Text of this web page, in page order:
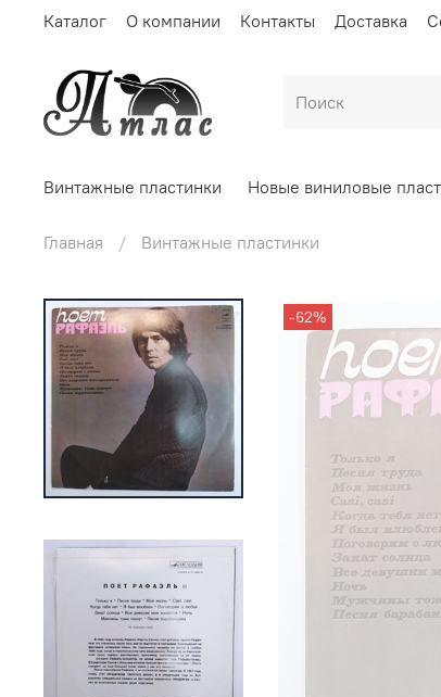
Каталог О компании Контакты Доставка
Винтажные пластинки Новые виниловые
Главная Винтажные пластинки
-62%